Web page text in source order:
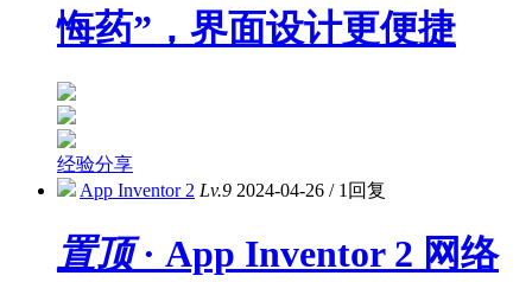
悔药”，界面设计更便捷
经验分享
App Inventor 2 Lv.9 2024-04-26 /1回复
置顶· App Inventor 2 网络